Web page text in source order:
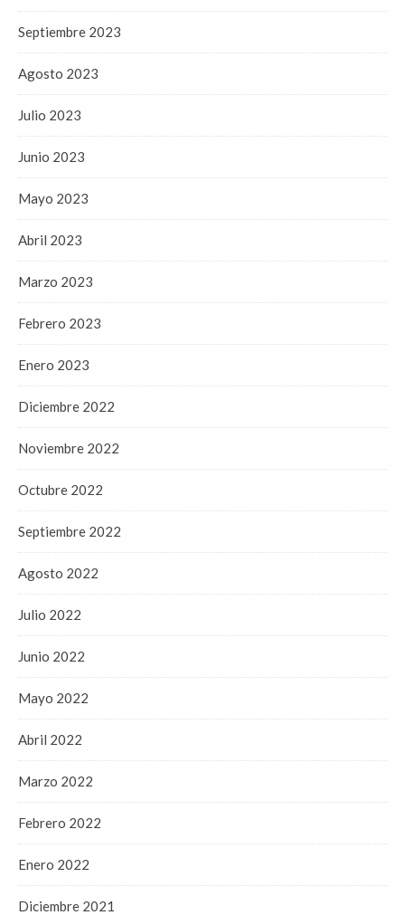
Septiembre 2023
Agosto 2023
Julio 2023
Junio 2023
Mayo 2023
Abril 2023
Marzo 2023
Febrero 2023
Enero 2023
Diciembre 2022
Noviembre 2022
Octubre 2022
Septiembre 2022
Agosto 2022
Julio 2022
Junio 2022
Mayo 2022
Abril 2022
Marzo 2022
Febrero 2022
Enero 2022
Diciembre 2021